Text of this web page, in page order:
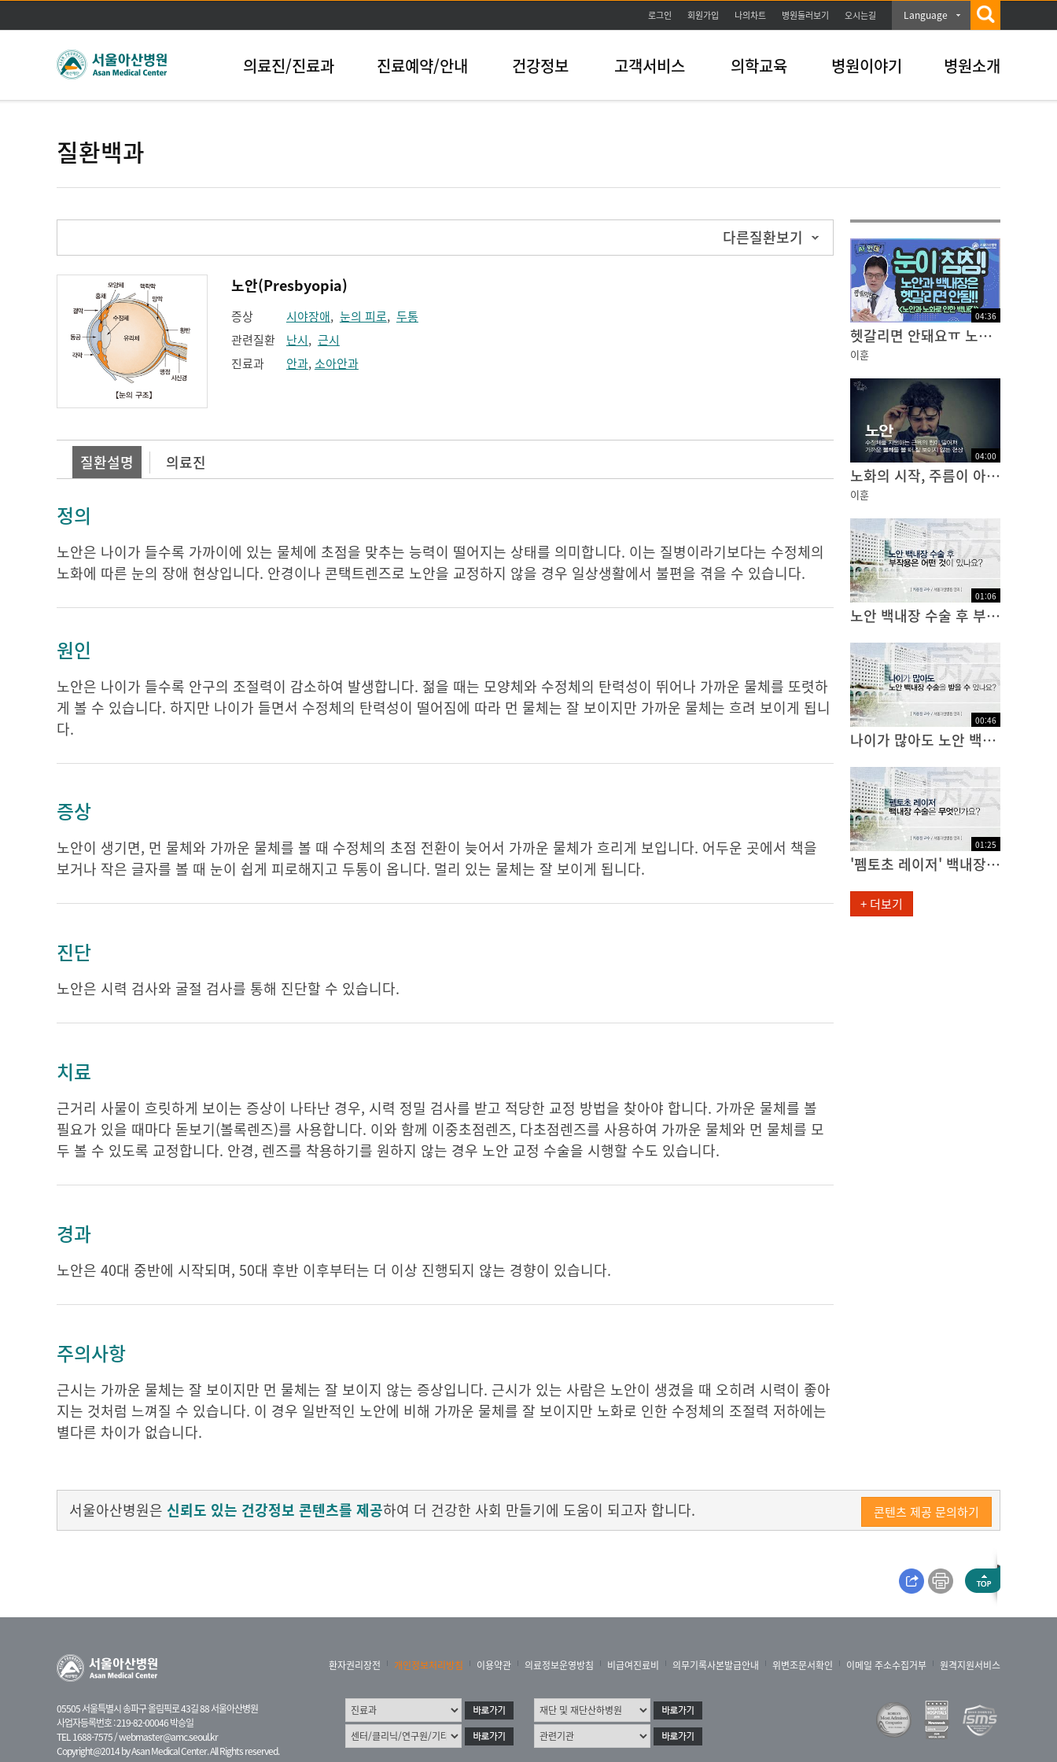
본문바로가기
로그인 회원가입 나의차트 병원둘러보기 오시는길 Language
의료진/진료과 진료예약/안내 건강정보 고객서비스 의학교육 병원이야기 병원소개
질환백과
다른질환보기
노안(Presbyopia)
증상 시야장애, 눈의 피로, 두통
관련질환
난시, 근시
진료과
안과,소아안과
질환설명 의료진
정의
노안은 나이가 들수록 가까이에 있는 물체에 초점을 맞추는 능력이 떨어지는 상태를 의미합니다. 이는 질병이라기보다는 수정체의
노화에 따른 눈의 장애 현상입니다. 안경이나 콘택트렌즈로 노안을 교정하지 않을 경우 일상생활에서 불편을 겪을 수 있습니다.
원인
노안은 나이가 들수록 안구의 조절력이 감소하여 발생합니다. 젊을 때는 모양체와 수정체의 탄력성이 뛰어나 가까운 물체를 또렷하
게 볼 수 있습니다. 하지만 나이가 들면서 수정체의 탄력성이 떨어짐에 따라 먼 물체는 잘 보이지만 가까운 물체는 흐려 보이게 됩니
다.
증상
노안이 생기면, 먼 물체와 가까운 물체를 볼 때 수정체의 초점 전환이 늦어서 가까운 물체가 흐리게 보입니다. 어두운 곳에서 책을
보거나 작은 글자를 볼 때 눈이 쉽게 피로해지고 두통이 옵니다. 멀리 있는 물체는 잘 보이게 됩니다.
진단
노안은 시력 검사와 굴절 검사를 통해 진단할 수 있습니다.
치료
근거리 사물이 흐릿하게 보이는 증상이 나타난 경우, 시력 정밀 검사를 받고 적당한 교정 방법을 찾아야 합니다. 가까운 물체를 볼
필요가 있을 때마다 돋보기(볼록렌즈)를 사용합니다. 이와 함께 이중초점렌즈, 다초점렌즈를 사용하여 가까운 물체와 먼 물체를 모
두 볼 수 있도록 교정합니다. 안경, 렌즈를 착용하기를 원하지 않는 경우 노안 교정 수술을 시행할 수도 있습니다.
경과
노안은 40대 중반에 시작되며, 50대 후반 이후부터는 더 이상 진행되지 않는 경향이 있습니다.
주의사항
근시는 가까운 물체는 잘 보이지만 먼 물체는 잘 보이지 않는 증상입니다. 근시가 있는 사람은 노안이 생겼을 때 오히려 시력이 좋아
지는 것처럼 느껴질 수 있습니다. 이 경우 일반적인 노안에 비해 가까운 물체를 잘 보이지만 노화로 인한 수정체의 조절력 저하에는
별다른 차이가 없습니다.
04:36
헷갈리면 안돼요ㅠ 노안과 노화로 인한 백내장!
이훈
04:00
노화의 시작, 주름이 아닌 노안! [건강플러스]
이훈
01:06
노안 백내장 수술 후 부작용은 어떤 것이 있나요?
00:46
나이가 많아도 노안 백내장 수술을 받을 수 있나요?
01:25
'펨토초 레이저' 백내장 수술은 무엇인가요?
+ 더보기
서울아산병원은 신뢰도 있는 건강정보 콘텐츠를 제공하여 더 건강한 사회 만들기에 도움이 되고자 합니다. 콘텐츠 제공 문의하기
05505 서울특별시 송파구 올림픽로 43길 88 서울아산병원
사업자등록번호 : 219-82-00046 박승일
TEL 1688-7575 /webmaster@amc.seoul.kr
Copyright@2014 by Asan Medical Center. All Rights reserved.
환자권리장전 개인정보처리방침 이용약관 의료정보운영방침 비급여진료비 의무기록사본발급안내 위변조문서확인 이메일 주소수집거부 원격지원서비스